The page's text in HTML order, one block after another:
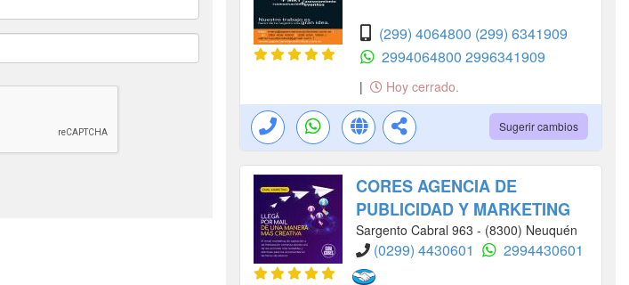
(299) 4064800 (299) 6341909
2994064800 2996341909
| Hoy cerrado.
Sugerir cambios
CORES AGENCIA DE
PUBLICIDAD Y MARKETING
Sargento Cabral 963 - (8300) Neuquén
(0299) 4430601 2994430601